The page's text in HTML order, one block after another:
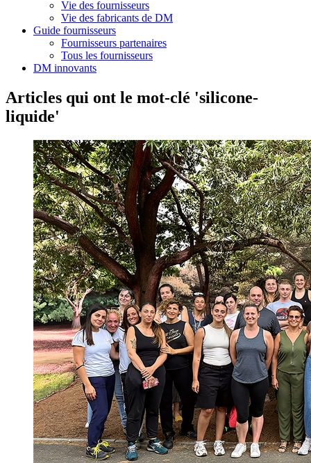
Vie des fournisseurs
Vie des fabricants de DM
Guide fournisseurs
Fournisseurs partenaires
Tous les fournisseurs
DM innovants
Articles qui ont le mot-clé 'silicone-
liquide'